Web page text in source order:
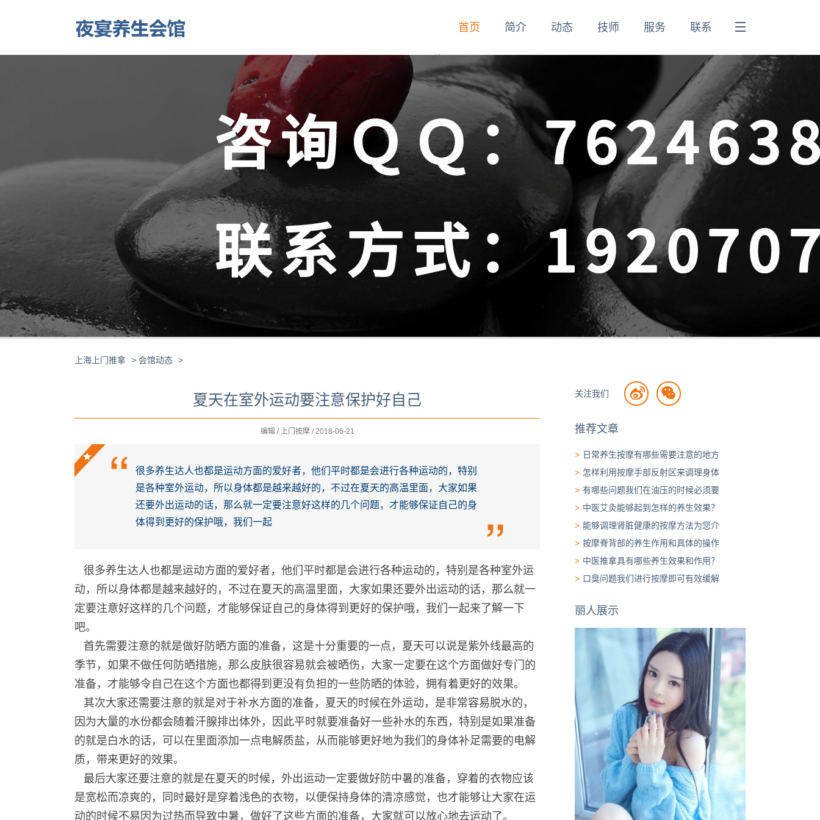
首页 简介 动态 技师 服务 联系
简介
动态
技师
上海上门推拿 > 会馆动态 >
夏天在室外运动要注意保护好自己
编辑 / 上门按摩 / 2018-06-21
很多养生达人也都是运动方面的爱好者，他们平时都是会进行各种运动的，特别
是各种室外运动，所以身体都是越来越好的，不过在夏天的高温里面，大家如果
还要外出运动的话，那么就一定要注意好这样的几个问题，才能够保证自己的身
体得到更好的保护哦，我们一起
很多养生达人也都是运动方面的爱好者，他们平时都是会进行各种运动的，特别是各种室外运
动，所以身体都是越来越好的，不过在夏天的高温里面，大家如果还要外出运动的话，那么就一
定要注意好这样的几个问题，才能够保证自己的身体得到更好的保护哦，我们一起来了解一下
吧。
首先需要注意的就是做好防晒方面的准备，这是十分重要的一点，夏天可以说是紫外线最高的
季节，如果不做任何防晒措施，那么皮肤很容易就会被晒伤，大家一定要在这个方面做好专门的
准备，才能够令自己在这个方面也都得到更没有负担的一些防晒的体验，拥有着更好的效果。
其次大家还需要注意的就是对于补水方面的准备，夏天的时候在外运动，是非常容易脱水的，
因为大量的水份都会随着汗腺排出体外，因此平时就要准备好一些补水的东西，特别是如果准备
的就是白水的话，可以在里面添加一点电解质盐，从而能够更好地为我们的身体补足需要的电解
质，带来更好的效果。
最后大家还要注意的就是在夏天的时候，外出运动一定要做好防中暑的准备，穿着的衣物应该
是宽松而凉爽的，同时最好是穿着浅色的衣物，以便保持身体的清凉感觉，也才能够让大家在运
动的时候不易因为过热而导致中暑，做好了这些方面的准备，大家就可以放心地去运动了。
关注我们
推荐文章
> 日常养生按摩有哪些需要注意的地方
> 怎样利用按摩手部反射区来调理身体
> 有哪些问题我们在油压的时候必须要
> 中医艾灸能够起到怎样的养生效果？
> 能够调理肾脏健康的按摩方法为您介
> 按摩脊背部的养生作用和具体的操作
> 中医推拿具有哪些养生效果和作用？
> 口臭问题我们进行按摩即可有效缓解
丽人展示